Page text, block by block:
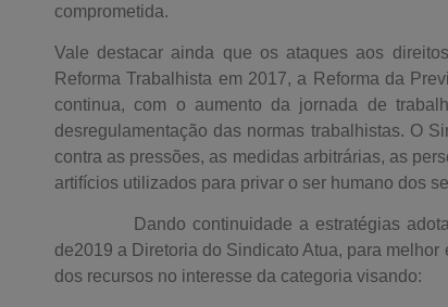
comprometida.
Vale destacar ainda que os ataques aos
Reforma Trabalhista em 2017, a Reforma da
continua, com o aumento da jornada de
desregulamentação das normas trabalhistas. O
contra as pressões, as medidas arbitrárias, as
artifícios utilizados para privar o ser humano dos
Dando continuidade a estratégias
de2019 a Diretoria do Sindicato Atua, para
dos recursos no interesse da categoria visando: